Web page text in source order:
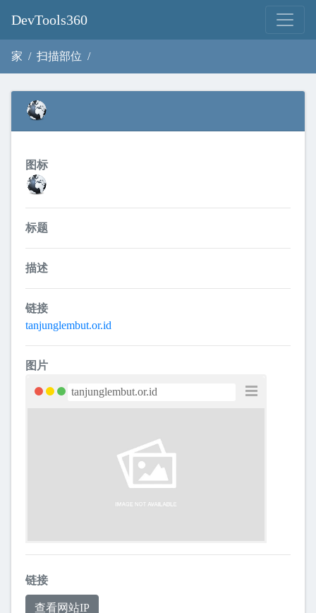
DevTools360
家 扫描部位
图标
标题
描述
链接
tanjunglembut.or.id
图片
链接
查看网站IP